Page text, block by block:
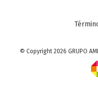
© Copyright 2026 GRUPO